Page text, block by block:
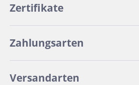
Zertifikate
Zahlungsarten
Versandarten